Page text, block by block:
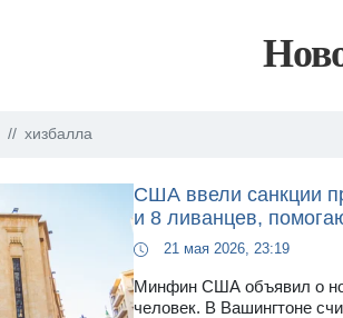
хизбалла
США ввели санкции
и 8 ливанцев,
21 мая 2026, 23:19
Минфин США объявил о
человек. В Вашингтоне